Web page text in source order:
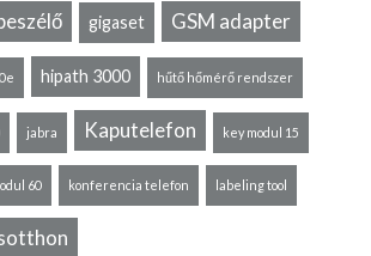
gigaset GSM adapter
hipath 3000 hűtő hőmérő rendszer
jabra Kaputelefon key modul 15
60 konferencia telefon labeling tool